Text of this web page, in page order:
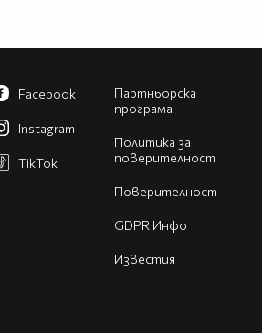
Партньорска
програма
Политика за
поверителност
Поверителност
GDPR Инфо
Известия
Facebook
Instagram
TikTok